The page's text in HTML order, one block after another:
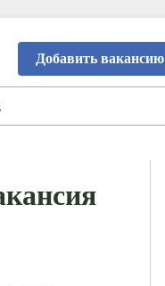
Добавить вакансию